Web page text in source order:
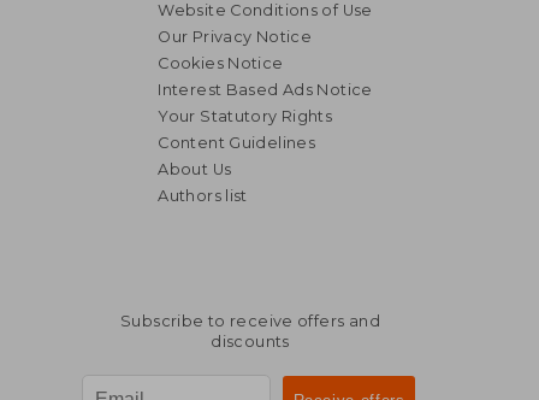
Website Conditions of Use
Our Privacy Notice
Cookies Notice
Interest Based Ads Notice
Your Statutory Rights
Content Guidelines
About Us
Authors list
Subscribe to receive offers and
discounts